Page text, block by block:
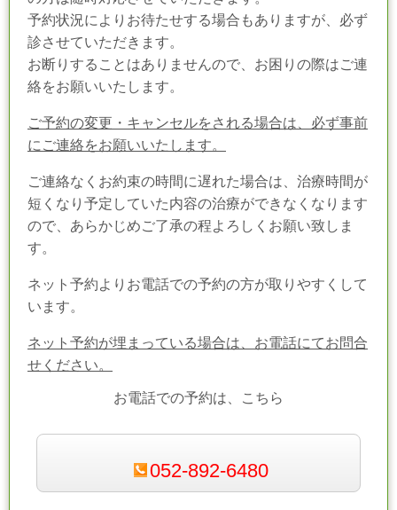
予約状況によりお待たせする場合もありますが、必ず
診させていただきます。
お断りすることはありませんので、お困りの際はご連
絡をお願いいたします。
ご予約の変更・キャンセルをされる場合は、必ず事前
にご連絡をお願いいたします。
ご連絡なくお約束の時間に遅れた場合は、治療時間が
短くなり予定していた内容の治療ができなくなります
ので、あらかじめご了承の程よろしくお願い致しま
す。
ネット予約よりお電話での予約の方が取りやすくして
います。
ネット予約が埋まっている場合は、お電話にてお問合
せください。
お電話での予約は、こちら
052-892-6480